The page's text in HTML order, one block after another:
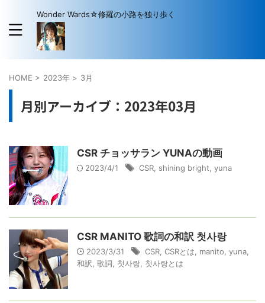
Wonder Wards☆修羅の小路を独り歩く
HOME > 2023年 > 3月
月別アーカイブ：2023年03月
CSR チョッサラン YUNAの動画
2023/4/1 CSR shining bright yuna
CSR MANITO 歌詞の和訳 첫사랑
2023/3/31 CSR CSRとは manito yuna
和訳 歌詞 첫사랑 첫사랑とは